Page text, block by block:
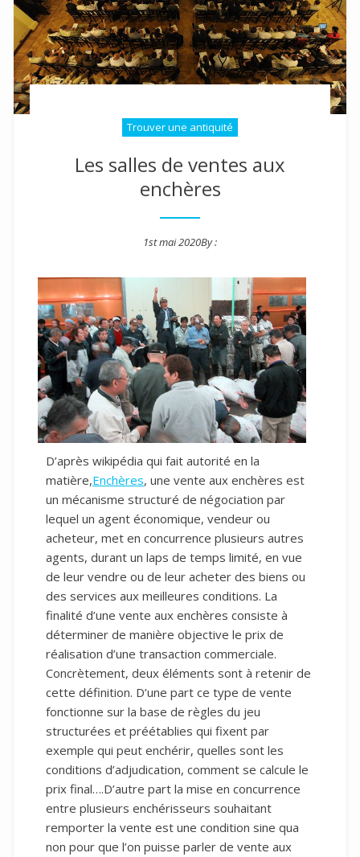
Trouver une antiquité
Les salles de ventes aux
enchères
1st mai 2020By :
D’après wikipédia qui fait autorité en la
matière,Enchères, une vente aux enchères est
un mécanisme structuré de négociation par
lequel un agent économique, vendeur ou
acheteur, met en concurrence plusieurs autres
agents, durant un laps de temps limité, en vue
de leur vendre ou de leur acheter des biens ou
des services aux meilleures conditions. La
finalité d’une vente aux enchères consiste à
déterminer de manière objective le prix de
réalisation d’une transaction commerciale.
Concrètement, deux éléments sont à retenir de
cette définition. D’une part ce type de vente
fonctionne sur la base de règles du jeu
structurées et préétablies qui fixent par
exemple qui peut enchérir, quelles sont les
conditions d’adjudication, comment se calcule le
prix final….D’autre part la mise en concurrence
entre plusieurs enchérisseurs souhaitant
remporter la vente est une condition sine qua
non pour que l’on puisse parler de vente aux